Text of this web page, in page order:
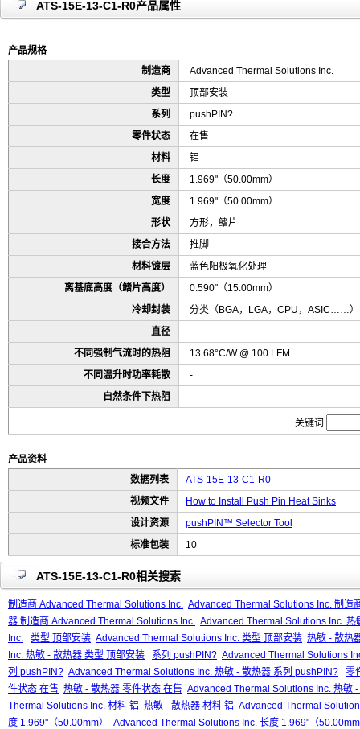
ATS-15E-13-C1-R0产品属性
产品规格
制造商
Advanced Thermal Solutions Inc.
类型
顶部安装
系列
pushPIN?
零件状态
在售
材料
铝
长度
1.969"（50.00mm）
宽度
1.969"（50.00mm）
形状
方形，鳍片
接合方法
推脚
材料镀层
蓝色阳极氧化处理
离基底高度（鳍片高度）
0.590"（15.00mm）
冷却封装
分类（BGA，LGA，CPU，ASIC……）
直径
-
不同强制气流时的热阻
13.68°C/W @ 100 LFM
不同温升时功率耗散
-
自然条件下热阻
-
关键词
产品资料
数据列表
ATS-15E-13-C1-R0
视频文件
How to Install Push Pin Heat Sinks
设计资源
pushPIN™ Selector Tool
标准包装
10
ATS-15E-13-C1-R0相关搜索
制造商 Advanced Thermal Solutions Inc. Advanced Thermal Solutions Inc. 制造
器 制造商 Advanced Thermal Solutions Inc. Advanced Thermal Solutions Inc.
Inc.
类型 顶部安装 Advanced Thermal Solutions Inc. 类型 顶部安装 热敏 - 散热
Inc. 热敏 - 散热器 类型 顶部安装
系列 pushPIN? Advanced Thermal Solutions
列 pushPIN? Advanced Thermal Solutions Inc. 热敏 - 散热器 系列 pushPIN?
零
件状态 在售 热敏 - 散热器 零件状态 在售 Advanced Thermal Solutions Inc. 热敏
Thermal Solutions Inc. 材料 铝 热敏 - 散热器 材料 铝 Advanced Thermal
度 1.969"（50.00mm）
Advanced Thermal Solutions Inc. 长度 1.969"（